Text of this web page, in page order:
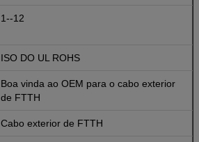
1--12
ISO DO UL ROHS
Boa vinda ao OEM para o cabo exterior
de FTTH
Cabo exterior de FTTH